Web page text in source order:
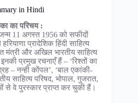
in Hindi
का परिचय :
जन्म 11 अगस्त 1956 को सफीदों
प्रादेशिक हिंदी साहित्य
मंत्री और अखिल भारतीय साहित्य
प्रमुख रचनाएँ हैं – ‘रिश्तों का
– नन्ही कोंपल’, ‘बाल एकांकी-
साहित्य परिषद, भोपाल, गुजरात,
से वे पुरस्कार प्राप्त कर चुकी हैं।